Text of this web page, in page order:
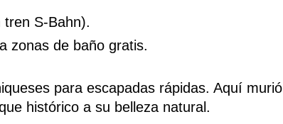
S-Bahn).
zonas de baño gratis.
para escapadas rápidas. Aquí murió
histórico a su belleza natural.